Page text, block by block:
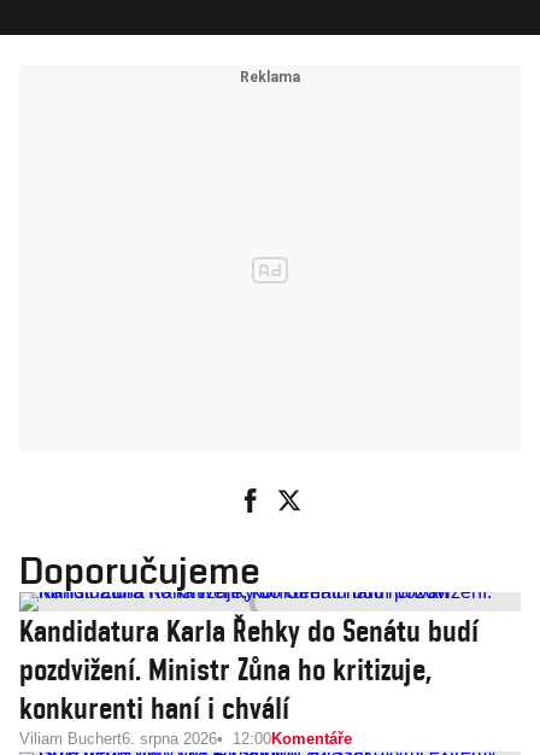
Doporučujeme
Kandidatura Karla Řehky do Senátu budí
pozdvižení. Ministr Zůna ho kritizuje,
konkurenti haní i chválí
Viliam Buchert6. srpna 2026 12:00Komentáře